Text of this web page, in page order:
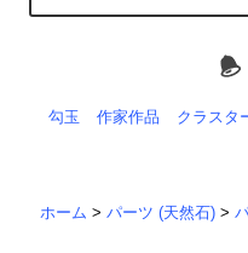
勾玉 作家作品 クラスタ
ホーム >パーツ (天然石) >